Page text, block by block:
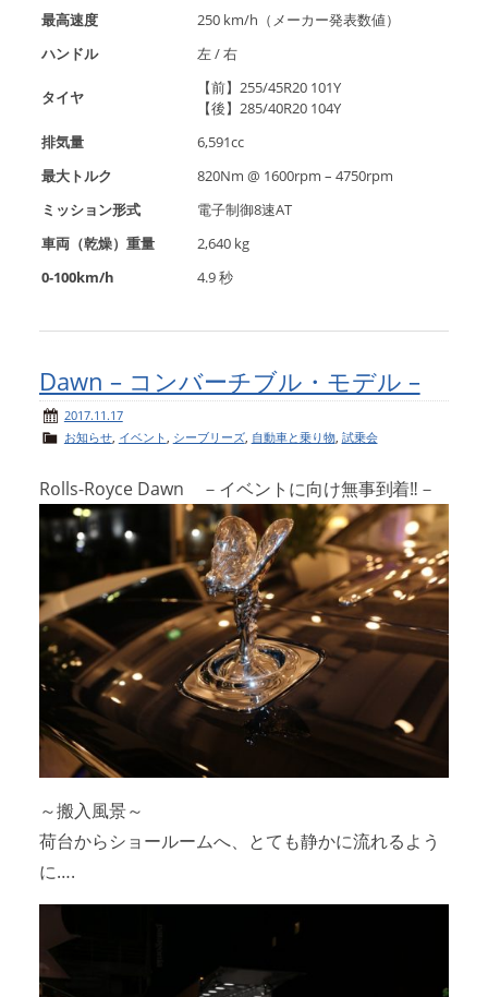
最高速度
250 km/h（メーカー発表数値）
ハンドル
左 / 右
タイヤ
【前】255/45R20 101Y
【後】285/40R20 104Y
排気量
6,591cc
最大トルク
820Nm @ 1600rpm – 4750rpm
ミッション形式
電子制御8速AT
車両（乾燥）重量
2,640 kg
0-100km/h
4.9 秒
Dawn – コンバーチブル・モデル –
2017.11.17
お知らせ, イベント, シーブリーズ, 自動車と乗り物, 試乗会
Rolls-Royce Dawn －イベントに向け無事到着‼－
～搬入風景～
荷台からショールームへ、とても静かに流れるよう
に….